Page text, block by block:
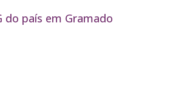
do país em Gramado